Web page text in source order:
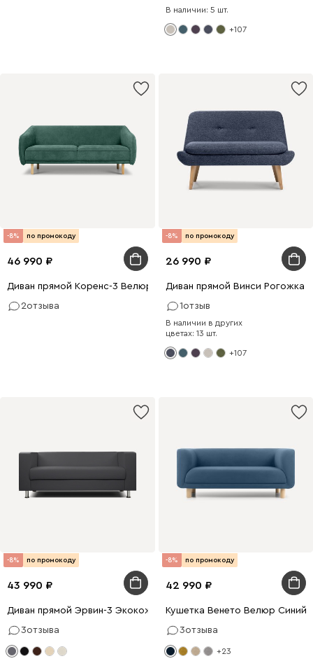
В наличии: 5 шт.
+107
-8% по промокоду
46 990
Диван прямой Коренс-3 Велюр Зелёный
2отзыва
-8% по промокоду
26 990
Диван прямой Винси Рогожка
1отзыв
В наличии в других
цветах: 13 шт.
+107
-8% по промокоду
43 990
Диван прямой Эрвин-3 Экокожа Серый
3отзыва
-8% по промокоду
42 990
Кушетка Венето Велюр Синий
3отзыва
+23